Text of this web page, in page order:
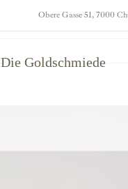
Obere Gasse 51, 7000
Die Goldschmiede